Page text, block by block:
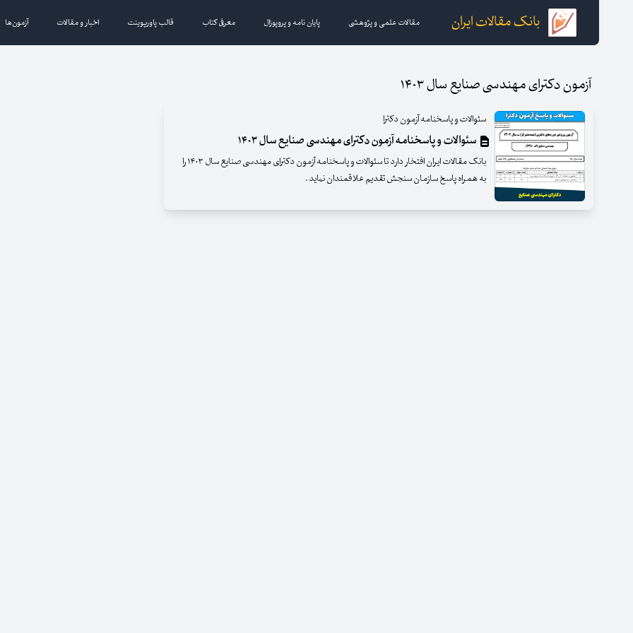
بانک مقالات ایران مقالات علمی و پژوهشی پایان نامه و پروپوزال معرفی کتاب قالب پاورپوینت اخبار و مقالات آزمون‌ها
آزمون دکترای مهندسی صنایع سال ۱۴۰۳
سئوالات و پاسخنامه آزمون دکترا
سئوالات و پاسخنامه آزمون دکترای مهندسی صنایع سال ۱۴۰۳
بانک مقالات ایران افتخار دارد تا سئوالات و پاسخنامه آزمون دکترای مهندسی صنایع سال ۱۴۰۳ را
به همراه پاسخ سازمان سنجش تقدیم علاقمندان نماید .